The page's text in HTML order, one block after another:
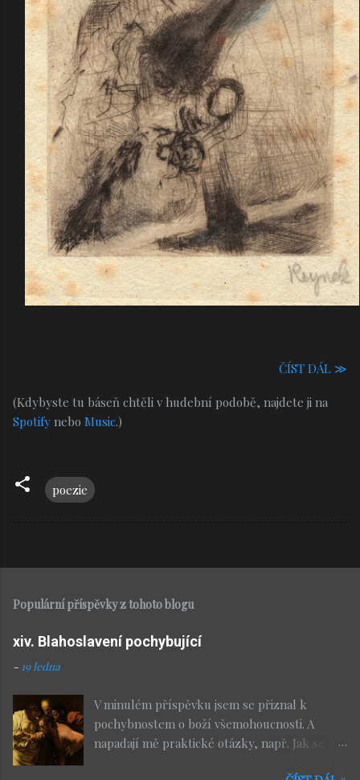
ČÍST DÁL ≫
(Kdybyste tu báseň chtěli v hudební podobě, najdete ji na
Spotify nebo Music.)
poezie
Populární příspěvky z tohoto blogu
xiv. Blahoslavení pochybující
- 19 ledna
V minulém příspěvku jsem se přiznal k
pochybnostem o boží všemohoucnosti. A
napadají mě praktické otázky, např. Jak se